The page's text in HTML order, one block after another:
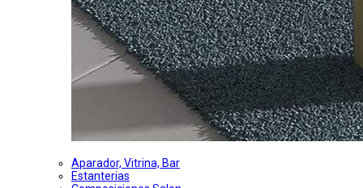
Aparador, Vitrina, Bar
Estanterias